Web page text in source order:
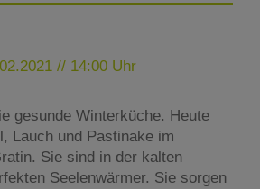
// 14:00 Uhr
gesunde Winterküche. Heute
Lauch und Pastinake im
Sie sind in der kalten
Seelenwärmer. Sie sorgen